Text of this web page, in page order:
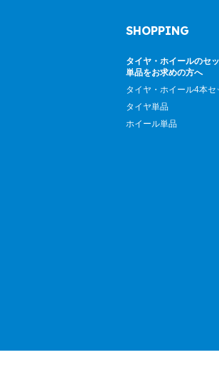
SHOPPING
タイヤ・ホイールのセ
単品をお求めの方へ
タイヤ・ホイール4本セ
タイヤ単品
ホイール単品